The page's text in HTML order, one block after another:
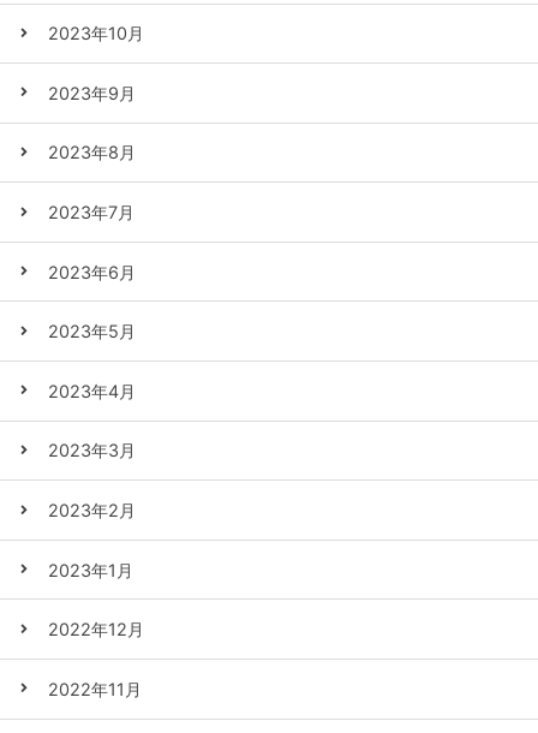
2023年10月
2023年9月
2023年8月
2023年7月
2023年6月
2023年5月
2023年4月
2023年3月
2023年2月
2023年1月
2022年12月
2022年11月